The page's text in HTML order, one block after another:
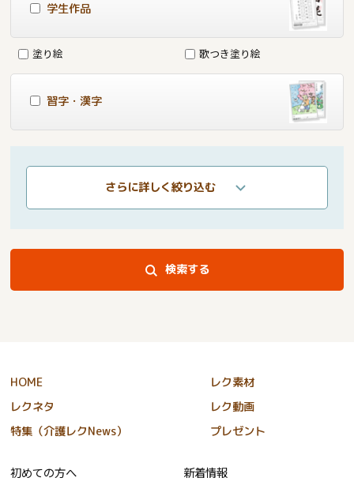
学生作品
塗り絵 歌つき塗り絵
習字・漢字
さらに詳しく絞り込む
検索する
HOME
レク素材
レクネタ
レク動画
特集（介護レクNews）
プレゼント
初めての方へ
新着情報